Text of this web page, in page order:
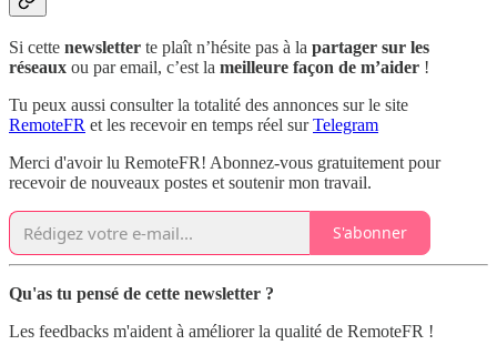
Si cette newsletter te plaît n’hésite pas à la partager sur les
réseaux ou par email, c’est la meilleure façon de m’aider !
Tu peux aussi consulter la totalité des annonces sur le site
RemoteFR et les recevoir en temps réel surTelegram
Merci d'avoir lu RemoteFR! Abonnez-vous gratuitement pour
recevoir de nouveaux postes et soutenir mon travail.
S'abonner
Qu'as tu pensé de cette newsletter ?
Les feedbacks m'aident à améliorer la qualité de RemoteFR !